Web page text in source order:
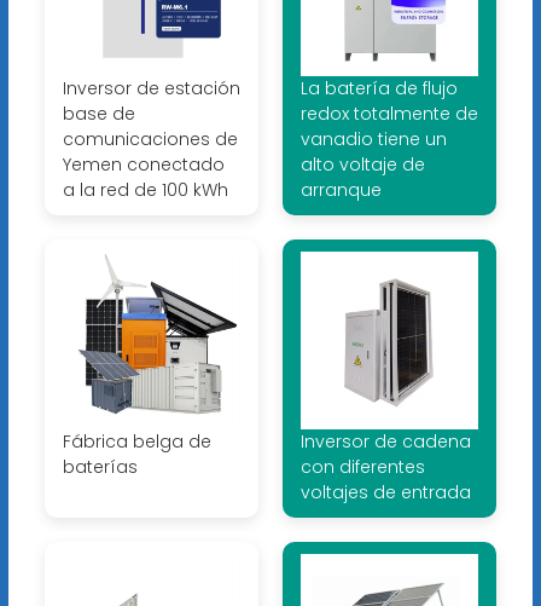
Inversor de estación
base de
comunicaciones de
Yemen conectado
a la red de 100 kWh
La batería de flujo
redox totalmente de
vanadio tiene un
alto voltaje de
arranque
Fábrica belga de
baterías
Inversor de cadena
con diferentes
voltajes de entrada